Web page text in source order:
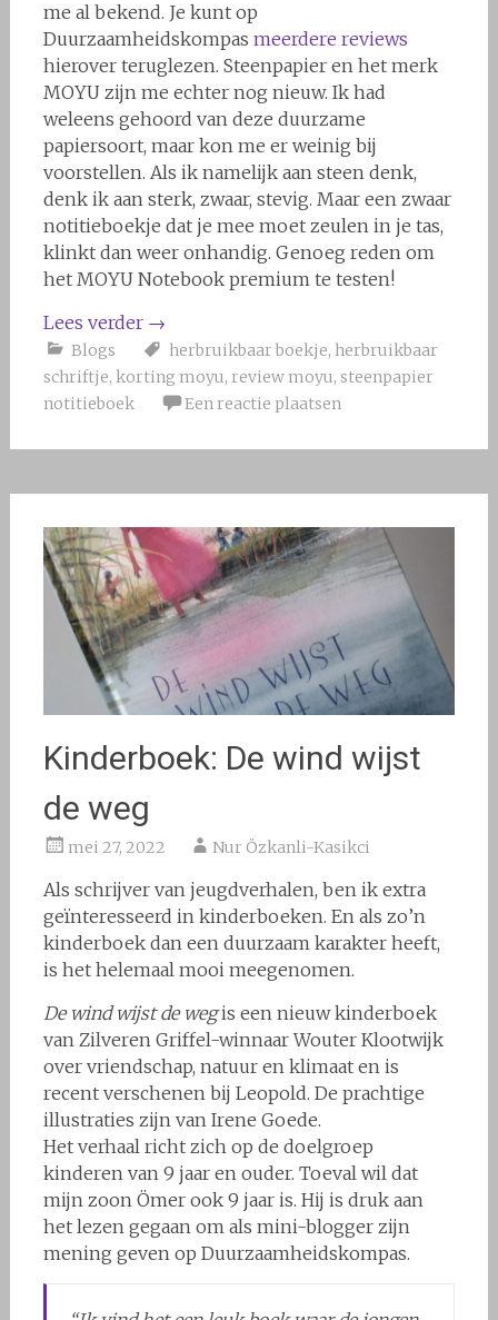
me al bekend. Je kunt op
Duurzaamheidskompas meerdere reviews
hierover teruglezen. Steenpapier en het merk
MOYU zijn me echter nog nieuw. Ik had
weleens gehoord van deze duurzame
papiersoort, maar kon me er weinig bij
voorstellen. Als ik namelijk aan steen denk,
denk ik aan sterk, zwaar, stevig. Maar een zwaar
notitieboekje dat je mee moet zeulen in je tas,
klinkt dan weer onhandig. Genoeg reden om
het MOYU Notebook premium te testen!
Lees verder →
Blogs herbruikbaar boekje, herbruikbaar
schriftje, korting moyu, review moyu, steenpapier
notitieboek
Een reactie plaatsen
Kinderboek: De wind wijst
de weg
mei 27, 2022 Nur Özkanli-Kasikci
Als schrijver van jeugdverhalen, ben ik extra
geïnteresseerd in kinderboeken. En als zo’n
kinderboek dan een duurzaam karakter heeft,
is het helemaal mooi meegenomen.
De wind wijst de wegis een nieuw kinderboek
van Zilveren Griffel-winnaar Wouter Klootwijk
over vriendschap, natuur en klimaat en is
recent verschenen bij Leopold. De prachtige
illustraties zijn van Irene Goede.
Het verhaal richt zich op de doelgroep
kinderen van 9 jaar en ouder. Toeval wil dat
mijn zoon Ömer ook 9 jaar is. Hij is druk aan
het lezen gegaan om als mini-blogger zijn
mening geven op Duurzaamheidskompas.